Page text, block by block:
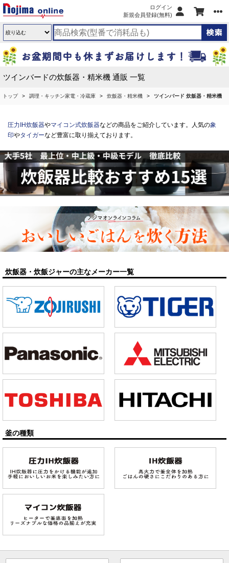
ログイン
新規会員登録(無料)
ツインバードの炊飯器・精米機 通販 一覧
トップ 調理・キッチン家電・冷蔵庫 炊飯器・精米機 ツインバード 炊飯器・精米機
圧力IH炊飯器やマイコン式炊飯器などの商品をご紹介しています。人気の象
印やタイガーなど豊富に取り揃えております。
炊飯器・炊飯ジャーの主なメーカー一覧
釜の種類